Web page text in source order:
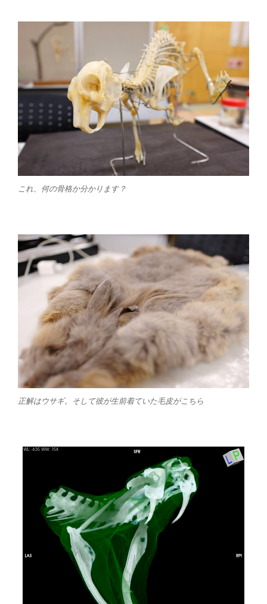
これ、何の骨格か分かります？
正解はウサギ。そして彼が生前着ていた毛皮がこちら